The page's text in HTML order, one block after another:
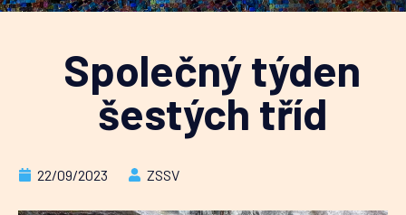
Společný týden
šestých tříd
22/09/2023 ZSSV